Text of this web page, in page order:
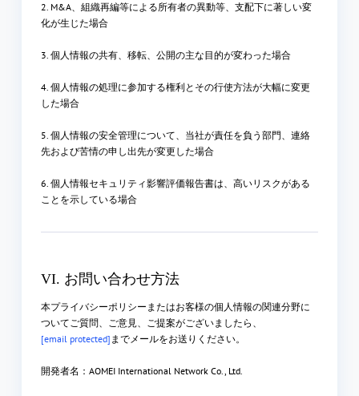
2. M&A、組織再編等による所有者の異動等、支配下に著しい変
化が生じた場合
3. 個人情報の共有、移転、公開の主な目的が変わった場合
4. 個人情報の処理に参加する権利とその行使方法が大幅に変更
した場合
5. 個人情報の安全管理について、当社が責任を負う部門、連絡
先および苦情の申し出先が変更した場合
6. 個人情報セキュリティ影響評価報告書は、高いリスクがある
ことを示している場合
VI. お問い合わせ方法
本プライバシーポリシーまたはお客様の個人情報の関連分野に
ついてご質問、ご意見、ご提案がございましたら、
[email protected] までメールをお送りください。
開発者名：AOMEI International Network Co., Ltd.